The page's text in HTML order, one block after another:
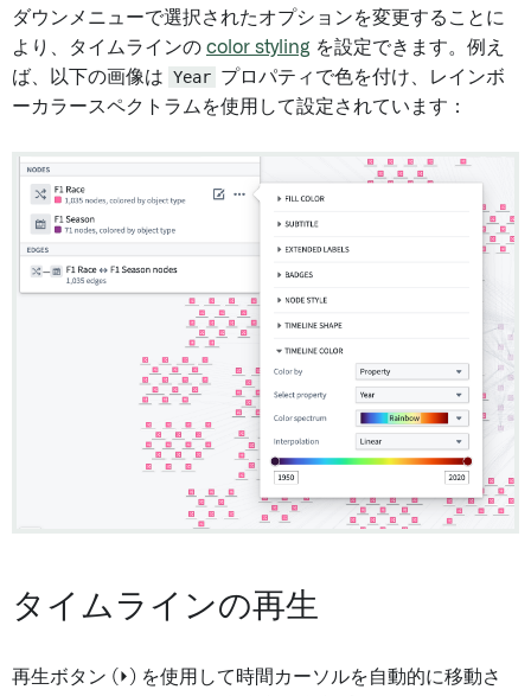
ダウンメニューで選択されたオプションを変更することに
より、タイムラインの color styling を設定できます。例え
ば、以下の画像は Year プロパティで色を付け、レインボ
ーカラースペクトラムを使用して設定されています：
タイムラインの再生
再生ボタン (⏵) を使用して時間カーソルを自動的に移動さ